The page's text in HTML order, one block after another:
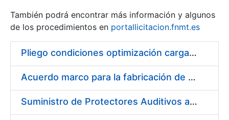
Erakutsi/Ezkutatu
También podrá encontrar más información y algunos
de los procedimientos en portallicitacion.fnmt.es
Pliego condiciones optimización cargas compras firmado
Acuerdo marco para la fabricación de piezas
Suministro de Protectores Auditivos a medida para las personas trabajadoras de los Centros de Trabajo de Madrid y Burgos